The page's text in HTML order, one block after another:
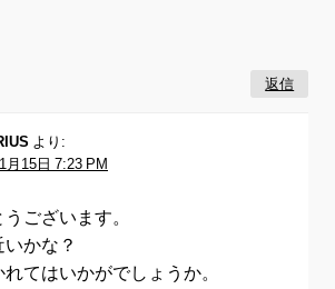
返信
より:
月15日 7:23 PM
ございます。
かな？
てはいかがでしょうか。